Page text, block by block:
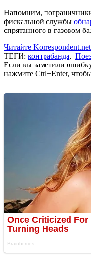
Напомним,
фискальной службы
спрятанного в газовом
Читайте
ТЕГИ: контрабанда,
Если вы заметили
нажмите Ctrl+Enter,